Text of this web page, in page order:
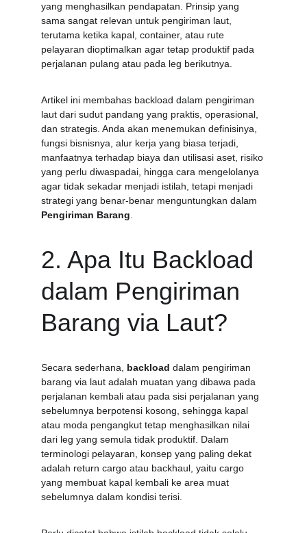
yang menghasilkan pendapatan. Prinsip yang
sama sangat relevan untuk pengiriman laut,
terutama ketika kapal, container, atau rute
pelayaran dioptimalkan agar tetap produktif pada
perjalanan pulang atau pada leg berikutnya.
Artikel ini membahas backload dalam pengiriman
laut dari sudut pandang yang praktis, operasional,
dan strategis. Anda akan menemukan definisinya,
fungsi bisnisnya, alur kerja yang biasa terjadi,
manfaatnya terhadap biaya dan utilisasi aset, risiko
yang perlu diwaspadai, hingga cara mengelolanya
agar tidak sekadar menjadi istilah, tetapi menjadi
strategi yang benar-benar menguntungkan dalam
Pengiriman Barang
2. Apa Itu Backload
dalam Pengiriman
Barang via Laut?
Secara sederhana, backload dalam pengiriman
barang via laut adalah muatan yang dibawa pada
perjalanan kembali atau pada sisi perjalanan yang
sebelumnya berpotensi kosong, sehingga kapal
atau moda pengangkut tetap menghasilkan nilai
dari leg yang semula tidak produktif. Dalam
terminologi pelayaran, konsep yang paling dekat
adalah return cargo atau backhaul, yaitu cargo
yang membuat kapal kembali ke area muat
sebelumnya dalam kondisi terisi.